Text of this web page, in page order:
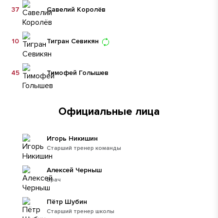
Савелий Королёв
37
Тигран Севикян
10
Тимофей Голышев
45
Официальные лица
Старший тренер команды
Игорь Никишин
Врач
Алексей Черныш
Старший тренер школы
Пётр Шубин